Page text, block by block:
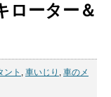
ローター＆
ント , 車いじり , 車のメ